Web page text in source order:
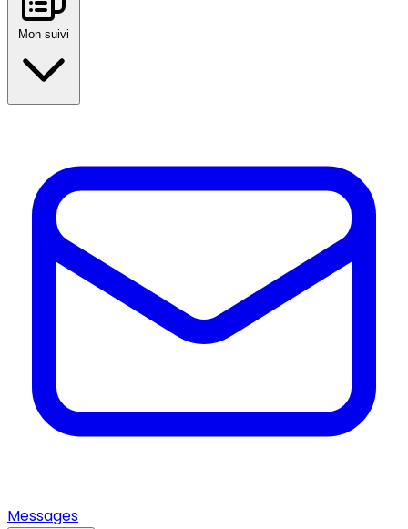
Mon suivi
Messages